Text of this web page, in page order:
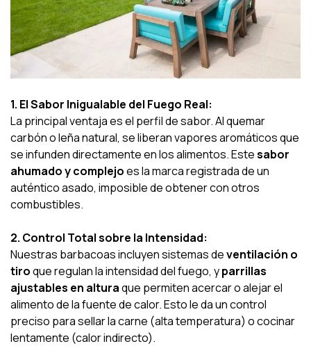
1. El Sabor Inigualable del Fuego Real:
La principal ventaja es el perfil de sabor. Al quemar
carbón o leña natural, se liberan vapores aromáticos que
se infunden directamente en los alimentos. Estesabor
ahumado y complejoes la marca registrada de un
auténtico asado, imposible de obtener con otros
combustibles.
2. Control Total sobre la Intensidad:
Nuestras barbacoas incluyen sistemas deventilación o
tiroque regulan la intensidad del fuego, yparrillas
ajustables en alturaque permiten acercar o alejar el
alimento de la fuente de calor. Esto le da un control
preciso para sellar la carne (alta temperatura) o cocinar
lentamente (calor indirecto).